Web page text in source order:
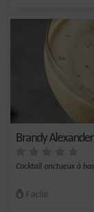
Brandy Alexander
Cocktail onctueux à
Facile